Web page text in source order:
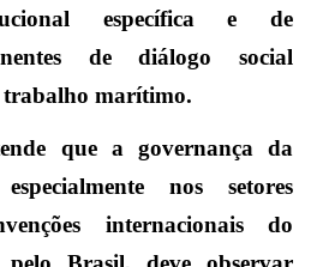
específica e de
de diálogo social
marítimo.
que a governança da
nos setores
internacionais do